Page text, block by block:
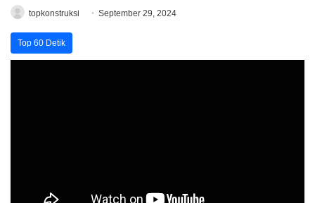
topkonstruksi September 29, 2024
Top 60 Detik